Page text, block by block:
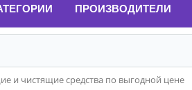
ПРОИЗВОДИТЕЛИ
и чистящие средства по выгодной цене